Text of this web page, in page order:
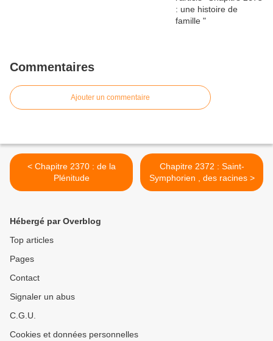
Commentaires
Ajouter un commentaire
< Chapitre 2370 : de la
Plénitude
Chapitre 2372 : Saint-
Symphorien , des racines >
Hébergé par Overblog
Top articles
Pages
Contact
Signaler un abus
C.G.U.
Cookies et données personnelles